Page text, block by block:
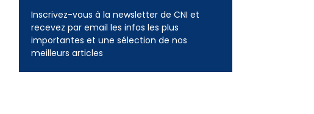
Inscrivez-vous à la newsletter de CNI et
recevez par email les infos les plus
importantes et une sélection de nos
meilleurs articles